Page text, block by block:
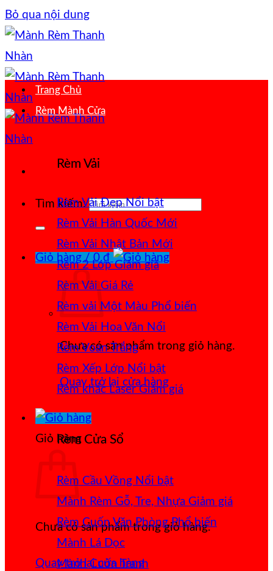
Bỏ qua nội dung
Tìm kiếm:
Giỏ hàng /0₫
Chưa có sản phẩm trong giỏ hàng.
Quay trở lại cửa hàng
Giỏ hàng
Chưa có sản phẩm trong giỏ hàng.
Quay trở lại cửa hàng
Trang Chủ
Rèm Mành Cửa
Rèm Vải
Rèm Vải Đẹp
Rèm Vải Hàn Quốc
Rèm Vải Nhật Bản
Rèm 2 Lớp
Rèm Vải Giá Rẻ
Rèm vải Một Màu
Rèm Vải Hoa Văn Nổi
Rèm Voan Trắng
Rèm Xếp Lớp
Rèm khắc Laser
Rèm Cửa Sổ
Rèm Cầu Vồng
Mành Rèm Gỗ, Tre, Nhựa
Rèm Cuốn Văn Phòng
Mành Lá Dọc
Mành Cuốn Tranh